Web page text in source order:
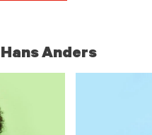
Anders